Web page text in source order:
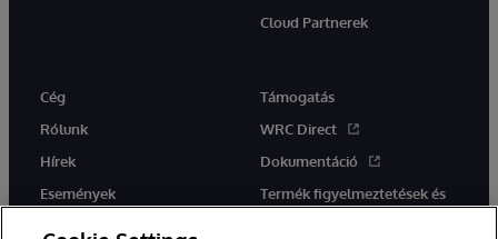
Cloud Partnerek
Cég
Rólunk
Hírek
Események
Támogatás
WRC Direct
Dokumentáció
Termék figyelmeztetések és
tanácsok